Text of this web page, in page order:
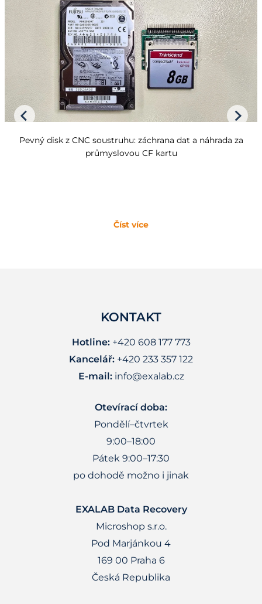
Pevný disk z CNC soustruhu: záchrana dat a náhrada za
průmyslovou CF kartu
Číst více
KONTAKT
Hotline:+420 608 177 773
Kancelář: +420 233 357 122
E-mail: info@exalab.cz
Otevírací doba:
Pondělí–čtvrtek
9:00–18:00
Pátek 9:00–17:30
po dohodě možno i jinak
EXALAB Data Recovery
Microshop s.r.o.
Pod Marjánkou 4
169 00 Praha 6
Česká Republika